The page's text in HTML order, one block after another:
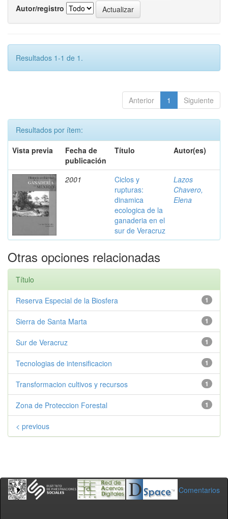
Autor/registro
Resultados 1-1 de 1.
Anterior 1 Siguiente
Resultados por ítem:
Vista previa
Fecha de
publicación
Título Autor(es)
2001
Ciclos y
rupturas:
dinamica
ecologica de la
ganaderia en el
sur de Veracruz
Lazos
Chavero,
Elena
Otras opciones relacionadas
Título
1
Reserva Especial de la Biosfera
1
Sierra de Santa Marta
1
Sur de Veracruz
1
Tecnologias de intensificacion
1
Transformacion cultivos y recursos
1
Zona de Proteccion Forestal
< previous
Comentarios